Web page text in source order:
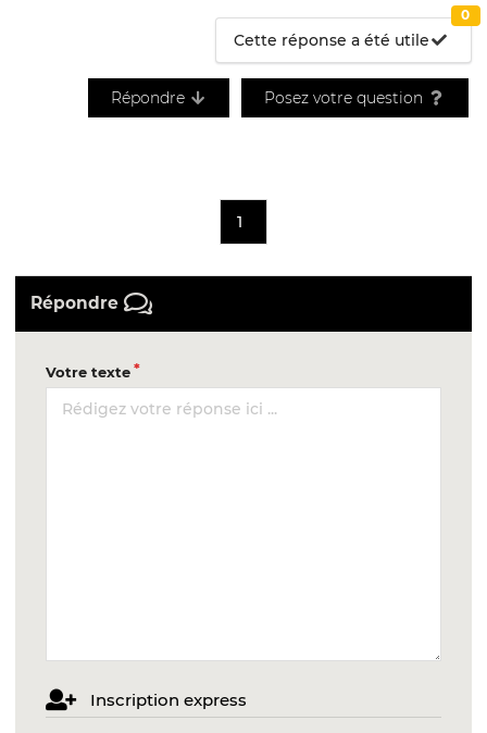
Cette réponse a été utile
0
Répondre Posez votre question
1
Répondre
Votre texte
Inscription express